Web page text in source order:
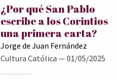
¿Por qué San Pablo
escribe a los Corintios
una primera carta?
Jorge de Juan Fernández
Cultura Católica — 01/05/2025